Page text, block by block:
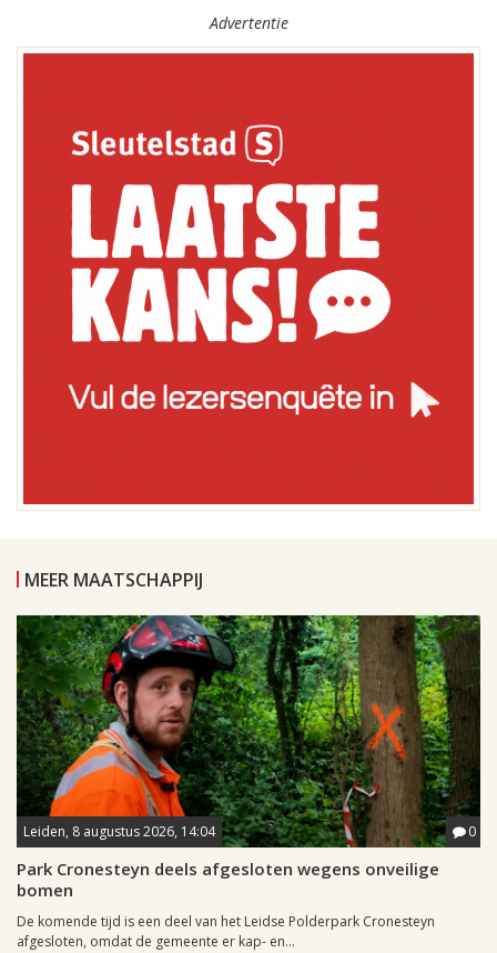
Advertentie
MEER MAATSCHAPPIJ
Leiden, 8 augustus 2026, 14:04 0
Park Cronesteyn deels afgesloten wegens onveilige
bomen
De komende tijd is een deel van het Leidse Polderpark Cronesteyn
afgesloten, omdat de gemeente er kap- en...